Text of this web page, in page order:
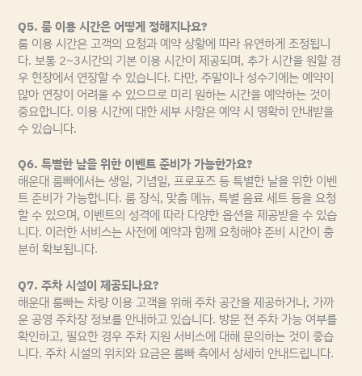
Q5. 룸 이용 시간은 어떻게 정해지나요?
룸 이용 시간은 고객의 요청과 예약 상황에 따라 유연하게 조정됩니
다. 보통 2~3시간의 기본 이용 시간이 제공되며, 추가 시간을 원할 경
우 현장에서 연장할 수 있습니다. 다만, 주말이나 성수기에는 예약이
많아 연장이 어려울 수 있으므로 미리 원하는 시간을 예약하는 것이
중요합니다. 이용 시간에 대한 세부 사항은 예약 시 명확히 안내받을
수 있습니다.
Q6. 특별한 날을 위한 이벤트 준비가 가능한가요?
해운대 룸빠에서는 생일, 기념일, 프로포즈 등 특별한 날을 위한 이벤
트 준비가 가능합니다. 룸 장식, 맞춤 메뉴, 특별 음료 세트 등을 요청
할 수 있으며, 이벤트의 성격에 따라 다양한 옵션을 제공받을 수 있습
니다. 이러한 서비스는 사전에 예약과 함께 요청해야 준비 시간이 충
분히 확보됩니다.
Q7. 주차 시설이 제공되나요?
해운대 룸빠는 차량 이용 고객을 위해 주차 공간을 제공하거나, 가까
운 공영 주차장 정보를 안내하고 있습니다. 방문 전 주차 가능 여부를
확인하고, 필요한 경우 주차 지원 서비스에 대해 문의하는 것이 좋습
니다. 주차 시설의 위치와 요금은 룸빠 측에서 상세히 안내드립니다.